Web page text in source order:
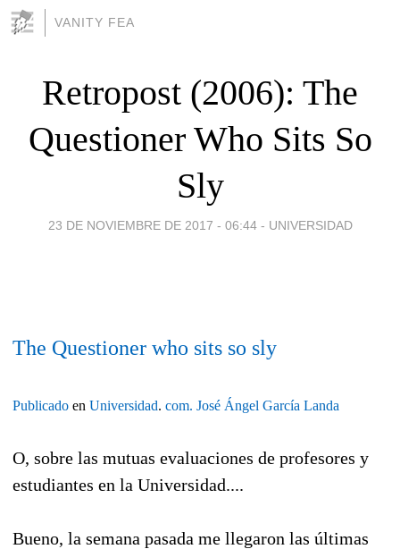
VANITY FEA
Retropost (2006): The
Questioner Who Sits So
Sly
23 DE NOVIEMBRE DE 2017 - 06:44 - UNIVERSIDAD
The Questioner who sits so sly
Publicado en Universidad. com. José Ángel García Landa
O, sobre las mutuas evaluaciones de profesores y
estudiantes en la Universidad....
Bueno, la semana pasada me llegaron las últimas